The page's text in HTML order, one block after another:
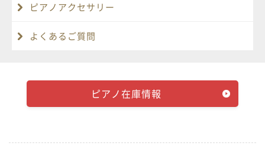
ピアノアクセサリー
よくあるご質問
ピアノ在庫情報